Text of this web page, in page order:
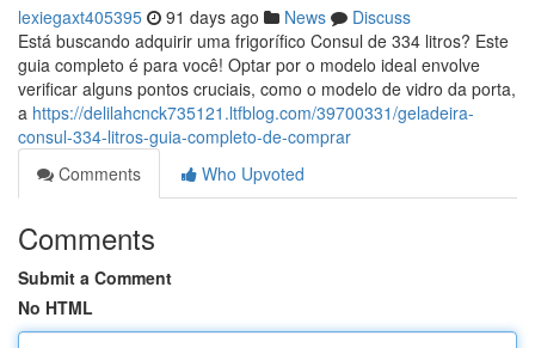
lexiegaxt405395 91 days ago News
Discuss
Está buscando adquirir uma frigorífico Consul de 334 litros? Este
guia completo é para você! Optar por o modelo ideal envolve
verificar alguns pontos cruciais, como o modelo de vidro da porta,
a https://delilahcnck735121.ltfblog.com/39700331/geladeira-
consul-334-litros-guia-completo-de-comprar
Comments
Who Upvoted
Comments
Submit a Comment
No HTML